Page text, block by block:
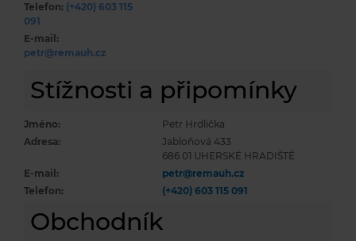
Telefon: (+420) 603 115
091
E-mail:
petr@remauh.cz
Stížnosti a připomínky
Jméno:
Petr Hrdlička
Adresa:
Jabloňová 433
686 01 UHERSKÉ HRADIŠTĚ
E-mail:
petr@remauh.cz
Telefon:
(+420) 603 115 091
Obchodník